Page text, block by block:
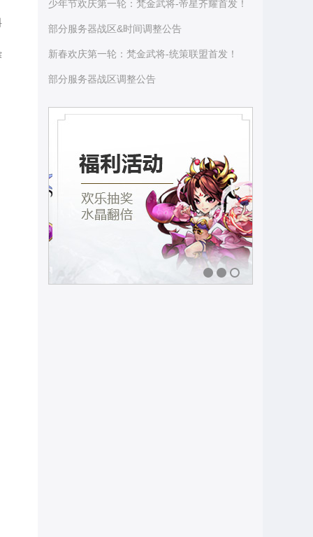
少年节欢庆第一轮：梵金武将-帝星齐耀首发！
部分服务器战区&时间调整公告
新春欢庆第一轮：梵金武将-统策联盟首发！
部分服务器战区调整公告